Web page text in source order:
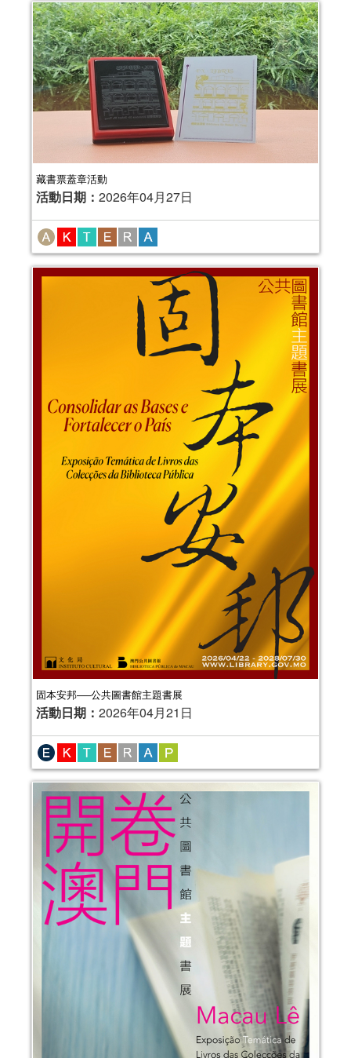
藏書票蓋章活動
活動日期： 2026年04月27日
固本安邦──公共圖書館主題書展
活動日期： 2026年04月21日